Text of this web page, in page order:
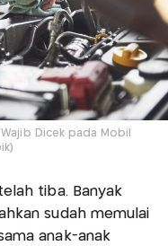
Dicek pada Mobil
tiba. Banyak
sudah memulai
anak-anak